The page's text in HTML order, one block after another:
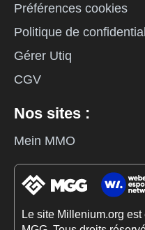
Préférences cookies
Politique de
Gérer Utiq
CGV
Nos sites :
Mein MMO
Le site Millenium.org